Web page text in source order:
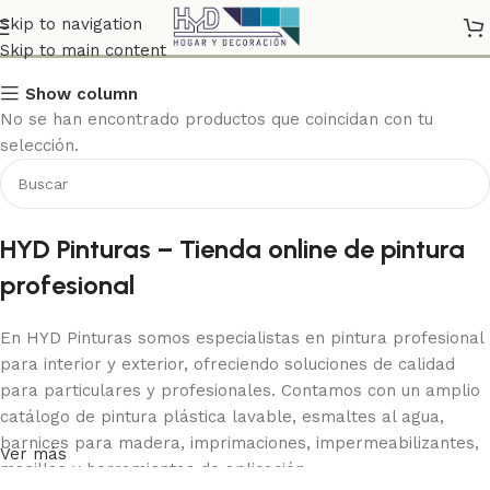
Skip to navigation
Skip to main content
Exterior
Show column
No se han encontrado productos que coincidan con tu
selección.
HYD Pinturas – Tienda online de pintura
profesional
En HYD Pinturas somos especialistas en pintura profesional
para interior y exterior, ofreciendo soluciones de calidad
para particulares y profesionales. Contamos con un amplio
catálogo de pintura plástica lavable, esmaltes al agua,
barnices para madera, imprimaciones, impermeabilizantes,
masillas y herramientas de aplicación.
Ver más